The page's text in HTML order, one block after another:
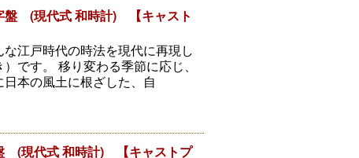
盤 (現代式 和時計) 【キャスト
江戸時代の時法を現代に再現し
です。 移り変わる季節に応じ、
本の風土に根ざした、自
(現代式 和時計) 【キャストプ